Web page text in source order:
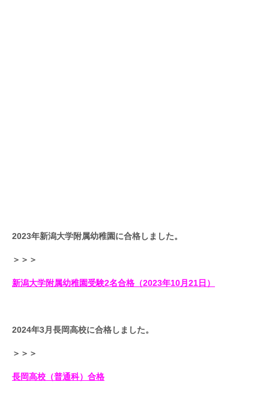
2023年新潟大学附属幼稚園に合格しま した。
＞＞＞
新潟大学附属幼稚園受験2名合格（2023年10月21日）
2024年3月長岡高校に合格しま した。
＞＞＞
長岡高校（普通科）合格